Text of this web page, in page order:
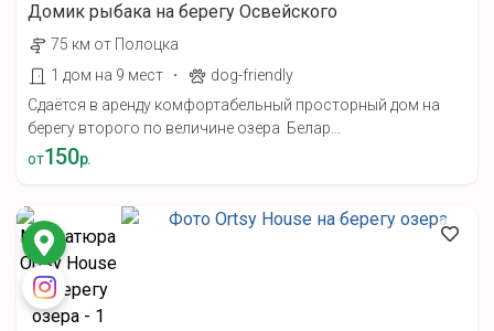
Домик рыбака на берегу Освейского
75 км от Полоцка
1 дом на 9 мест
·
dog-friendly
Сдаётся в аренду комфортабельный просторный дом на
берегу второго по величине озера Белар...
от150р.